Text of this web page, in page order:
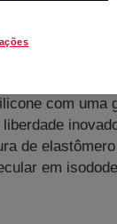
Blend
com
de
em